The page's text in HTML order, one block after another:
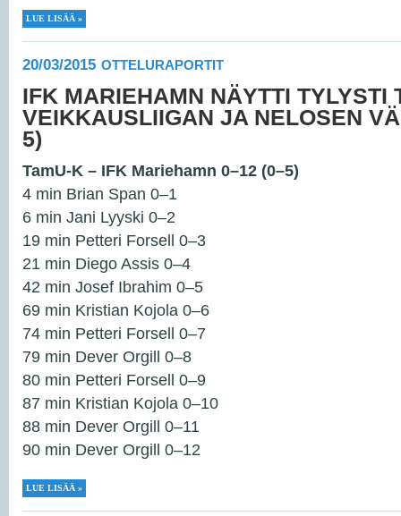
LUE LISÄÄ »
20/03/2015 OTTELURAPORTIT
IFK MARIEHAMN NÄYTTI TYLYSTI
VEIKKAUSLIIGAN JA NELOSEN
5)
TamU-K – IFK Mariehamn 0–12 (0–5)
4 min Brian Span 0–1
6 min Jani Lyyski 0–2
19 min Petteri Forsell 0–3
21 min Diego Assis 0–4
42 min Josef Ibrahim 0–5
69 min Kristian Kojola 0–6
74 min Petteri Forsell 0–7
79 min Dever Orgill 0–8
80 min Petteri Forsell 0–9
87 min Kristian Kojola 0–10
88 min Dever Orgill 0–11
90 min Dever Orgill 0–12
LUE LISÄÄ »